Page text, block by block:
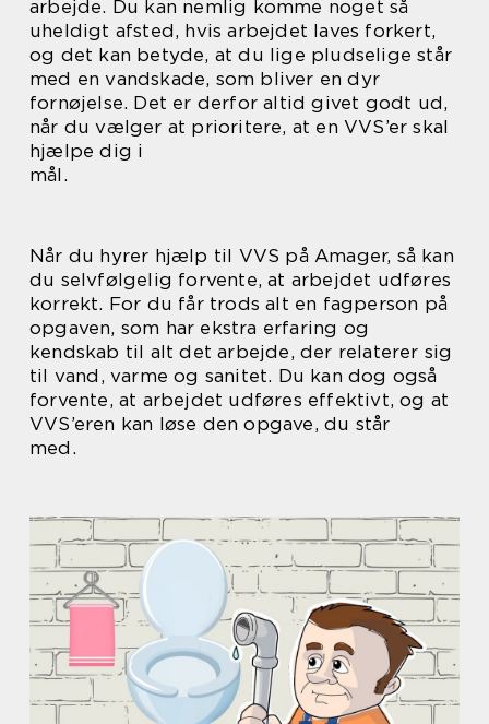
arbejde. Du kan nemlig komme noget så
uheldigt afsted, hvis arbejdet laves forkert,
og det kan betyde, at du lige pludselige står
med en vandskade, som bliver en dyr
fornøjelse. Det er derfor altid givet godt ud,
når du vælger at prioritere, at en VVS’er skal
hjælpe dig i
mål.
Når du hyrer hjælp til VVS på Amager, så kan
du selvfølgelig forvente, at arbejdet udføres
korrekt. For du får trods alt en fagperson på
opgaven, som har ekstra erfaring og
kendskab til alt det arbejde, der relaterer sig
til vand, varme og sanitet. Du kan dog også
forvente, at arbejdet udføres effektivt, og at
VVS’eren kan løse den opgave, du står
med.